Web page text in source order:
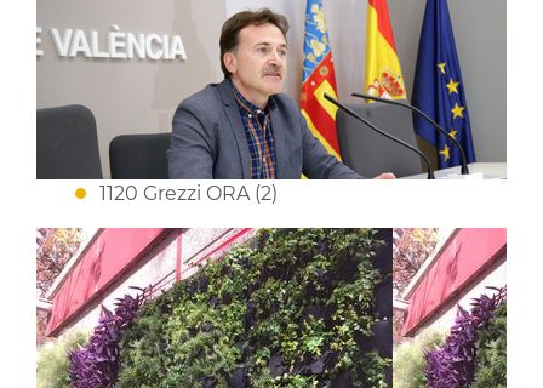
1120 Grezzi ORA (2)